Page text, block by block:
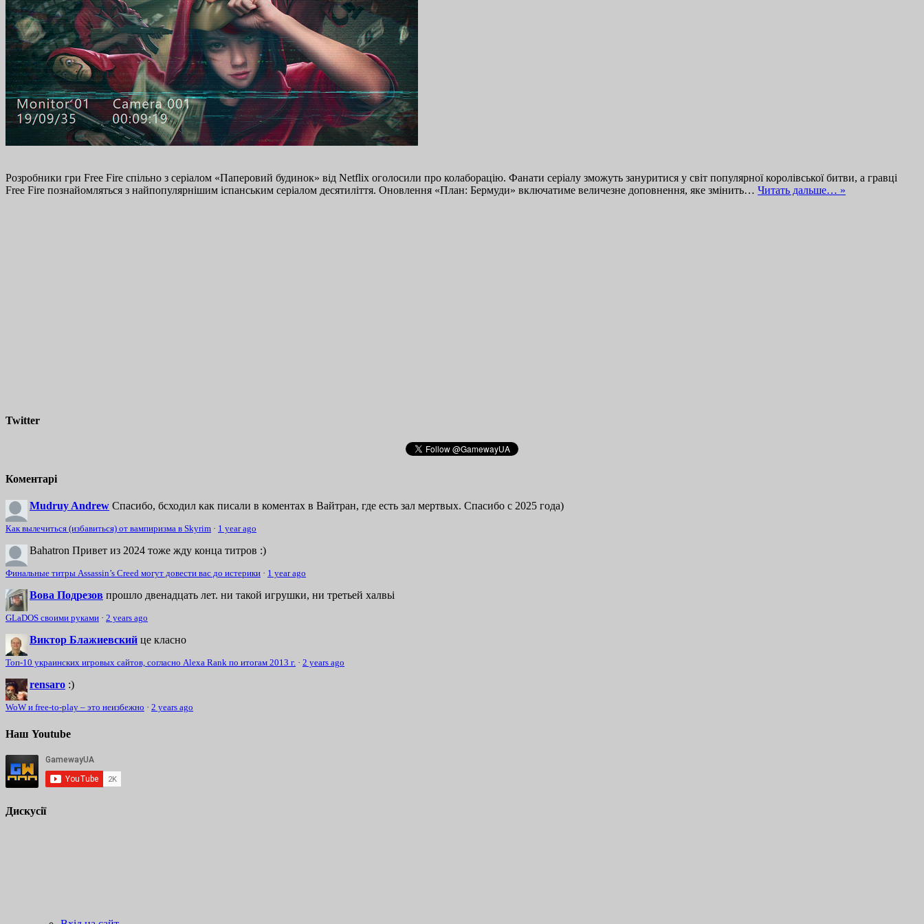
Розробники гри Free Fire спільно з серіалом «Паперовий будинок» від Netflix оголосили про колаборацію. Фанати серіалу зможуть зануритися у світ популярної королівської битви, а гравці
Free Fire познайомляться з найпопулярнішим іспанським серіалом десятиліття. Оновлення «План: Бермуди» включатиме величезне доповнення, яке змінить… Читать дальше… »
Twitter
Коментарі
Mudruy Andrew Спасибо, бсходил как писали в коментах в Вайтран, где есть зал мертвых. Спасибо с 2025 года)
Как вылечиться (избавиться) от вампиризма в Skyrim · 1 year ago
Bahatron Привет из 2024 тоже жду конца титров :)
Финальные титры Assassin’s Creed могут довести вас до истерики · 1 year ago
Вова Подрезов прошло двенадцать лет. ни такой игрушки, ни третьей халвьі
GLaDOS своими руками · 2 years ago
Виктор Блажиевский це класно
Топ-10 украинских игровых сайтов, согласно Alexa Rank по итогам 2013 г. · 2 years ago
rensaro :)
WoW и free-to-play – это неизбежно · 2 years ago
Наш Youtube
Дискусії